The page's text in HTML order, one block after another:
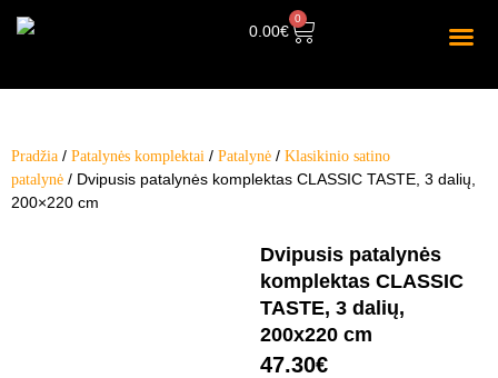
0.00€
0
Pradžia / Patalynės komplektai / Patalynė / Klasikinio satino
patalynė / Dvipusis patalynės komplektas CLASSIC TASTE, 3 dalių,
200×220 cm
Dvipusis patalynės
komplektas CLASSIC
TASTE, 3 dalių,
200x220 cm
47.30€